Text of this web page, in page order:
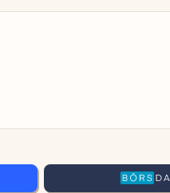
TOPPINVESTERARE